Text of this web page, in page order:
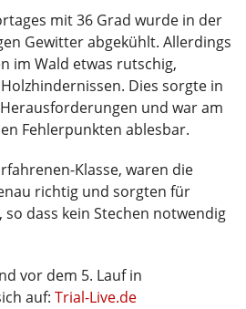
mit 36 Grad wurde in der
Gewitter abgekühlt. Allerdings
im Wald etwas rutschig,
Dies sorgte in
und war am
Fehlerpunkten ablesbar.
Klasse, waren die
richtig und sorgten für
so dass kein Stechen notwendig
vor dem 5. Lauf in
auf: Trial-Live.de